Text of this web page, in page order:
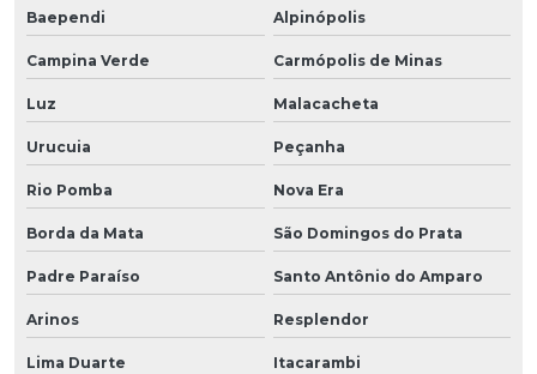
Baependi Alpinópolis
Campina Verde Carmópolis de Minas
Luz Malacacheta
Urucuia Peçanha
Rio Pomba Nova Era
Borda da Mata São Domingos do Prata
Padre Paraíso Santo Antônio do Amparo
Arinos Resplendor
Lima Duarte Itacarambi